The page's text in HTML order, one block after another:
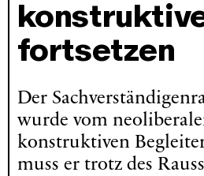
fortsetzen
Der
wurde vom
konstruktiven
muss er trotz des